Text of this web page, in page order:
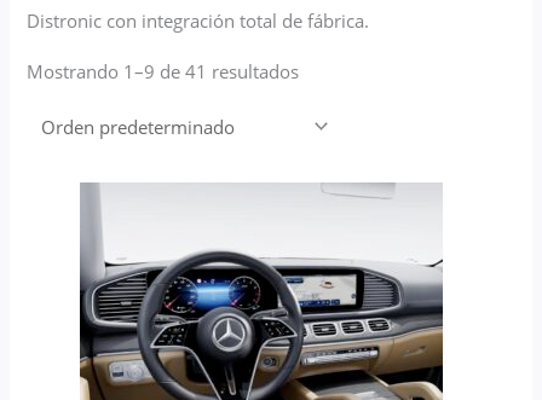
Distronic con integración total de fábrica.
Mostrando 1–9 de 41 resultados